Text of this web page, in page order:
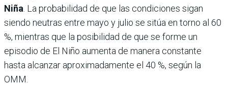
Niña . La probabilidad de que las condiciones sigan
siendo neutras entre mayo y julio se sitúa en torno al 60
%, mientras que la posibilidad de que se forme un
episodio de El Niño aumenta de manera constante
hasta alcanzar aproximadamente el 40 %, según la
OMM.